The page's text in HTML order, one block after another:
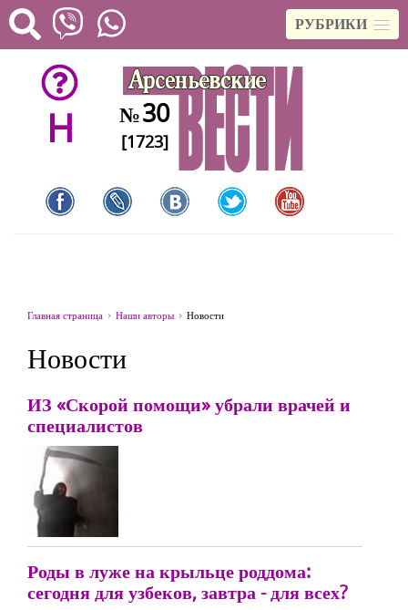
РУБРИКИ
H №30
[1723]
Главная страница Наши авторы Новости
Новости
ИЗ «Скорой помощи» убрали врачей и
специалистов
Роды в луже на крыльце роддома:
сегодня для узбеков, завтра - для всех?